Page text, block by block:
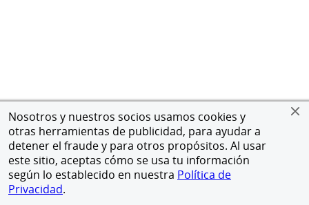
Nosotros y nuestros socios usamos cookies y
otras herramientas de publicidad, para ayudar a
detener el fraude y para otros propósitos. Al usar
este sitio, aceptas cómo se usa tu información
según lo establecido en nuestra Política de
Privacidad.